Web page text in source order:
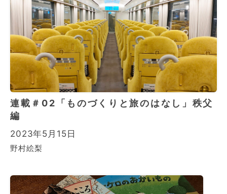
連載＃02「ものづくりと旅のはなし」秩父
編
2023年5月15日
野村絵梨